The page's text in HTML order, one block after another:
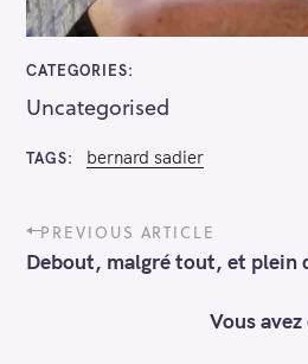
CATEGORIES
Uncategorised
TAGS bernard sadier
P
o
s
PREVIOUS ARTICLE
Debout, malgré tout, et plein
Vous